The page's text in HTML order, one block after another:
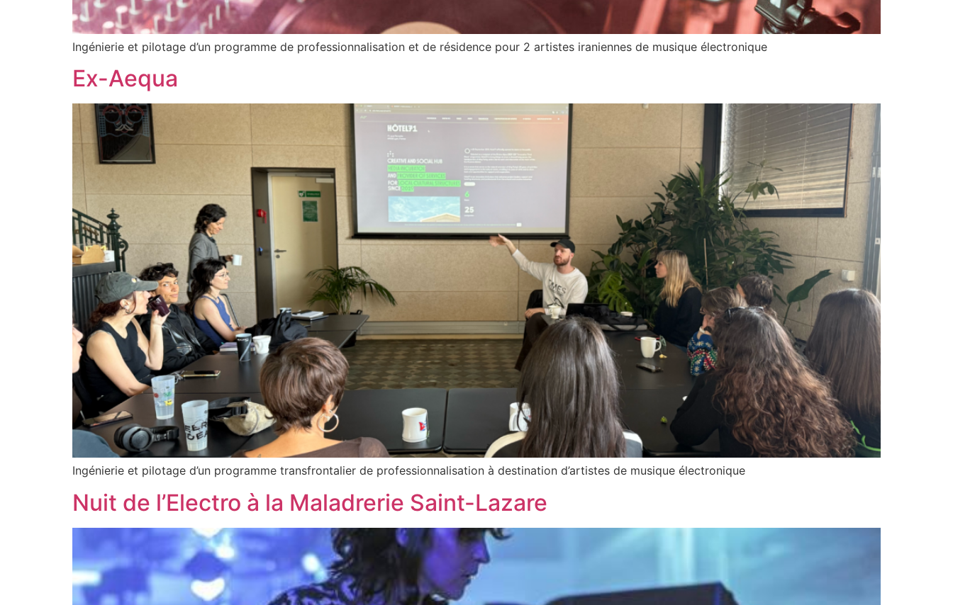
Ingénierie et pilotage d’un programme de professionnalisation et de résidence pour 2 artistes iraniennes de musique électronique
Ex-Aequa
Ingénierie et pilotage d’un programme transfrontalier de professionnalisation à destination d’artistes de musique électronique
Nuit de l’Electro à la Maladrerie Saint-Lazare